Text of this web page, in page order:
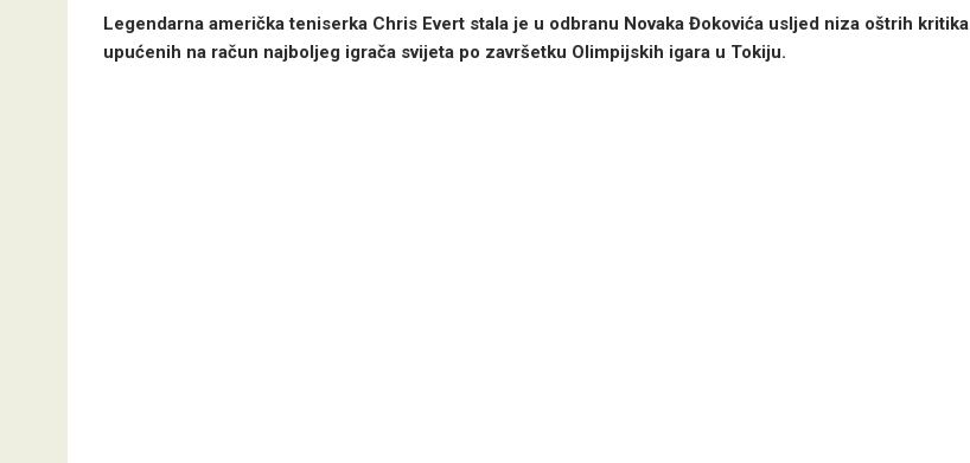
Legendarna američka teniserka Chris Evert stala je u odbranu Novaka Đokovića usljed niza oštrih kritika
upućenih na račun najboljeg igrača svijeta po završetku Olimpijskih igara u Tokiju.